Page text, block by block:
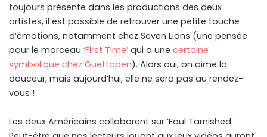
toujours présente dans les productions des deux
artistes, il est possible de retrouver une petite touche
d’émotions, notamment chez Seven Lions (une pensée
pour le morceau ‘First Time’ qui a une certaine
symbolique chez Guettapen). Alors oui, on aime la
douceur, mais aujourd’hui, elle ne sera pas au rendez-
vous !
Les deux Américains collaborent sur ‘Foul Tarnished’.